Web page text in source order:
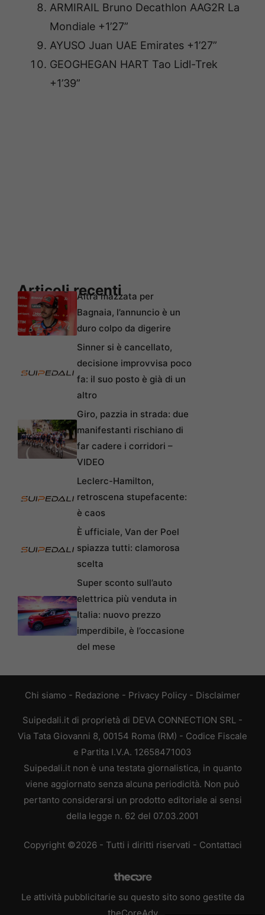
ARMIRAIL Bruno Decathlon AAG2R La
Mondiale +1’27”
AYUSO Juan UAE Emirates +1’27”
GEOGHEGAN HART Tao Lidl-Trek
+1’39”
Articoli recenti
Altra mazzata per
Bagnaia, l’annuncio è un
duro colpo da digerire
Sinner si è cancellato,
decisione improvvisa poco
fa: il suo posto è già di un
altro
Giro, pazzia in strada: due
manifestanti rischiano di
far cadere i corridori –
VIDEO
Leclerc-Hamilton,
retroscena stupefacente:
è caos
È ufficiale, Van der Poel
spiazza tutti: clamorosa
scelta
Super sconto sull’auto
elettrica più venduta in
Italia: nuovo prezzo
imperdibile, è l’occasione
del mese
Chi siamo - Redazione - Privacy Policy - Disclaimer
Suipedali.it di proprietà di DEVA CONNECTION SRL -
Via Tata Giovanni 8, 00154 Roma (RM) - Codice Fiscale
e Partita I.V.A. 12658471003
Suipedali.it non è una testata giornalistica, in quanto
viene aggiornato senza alcuna periodicità. Non può
pertanto considerarsi un prodotto editoriale ai sensi
della legge n. 62 del 07.03.2001
Copyright ©2026 - Tutti i diritti riservati - Contattaci
Le attività pubblicitarie su questo sito sono gestite da